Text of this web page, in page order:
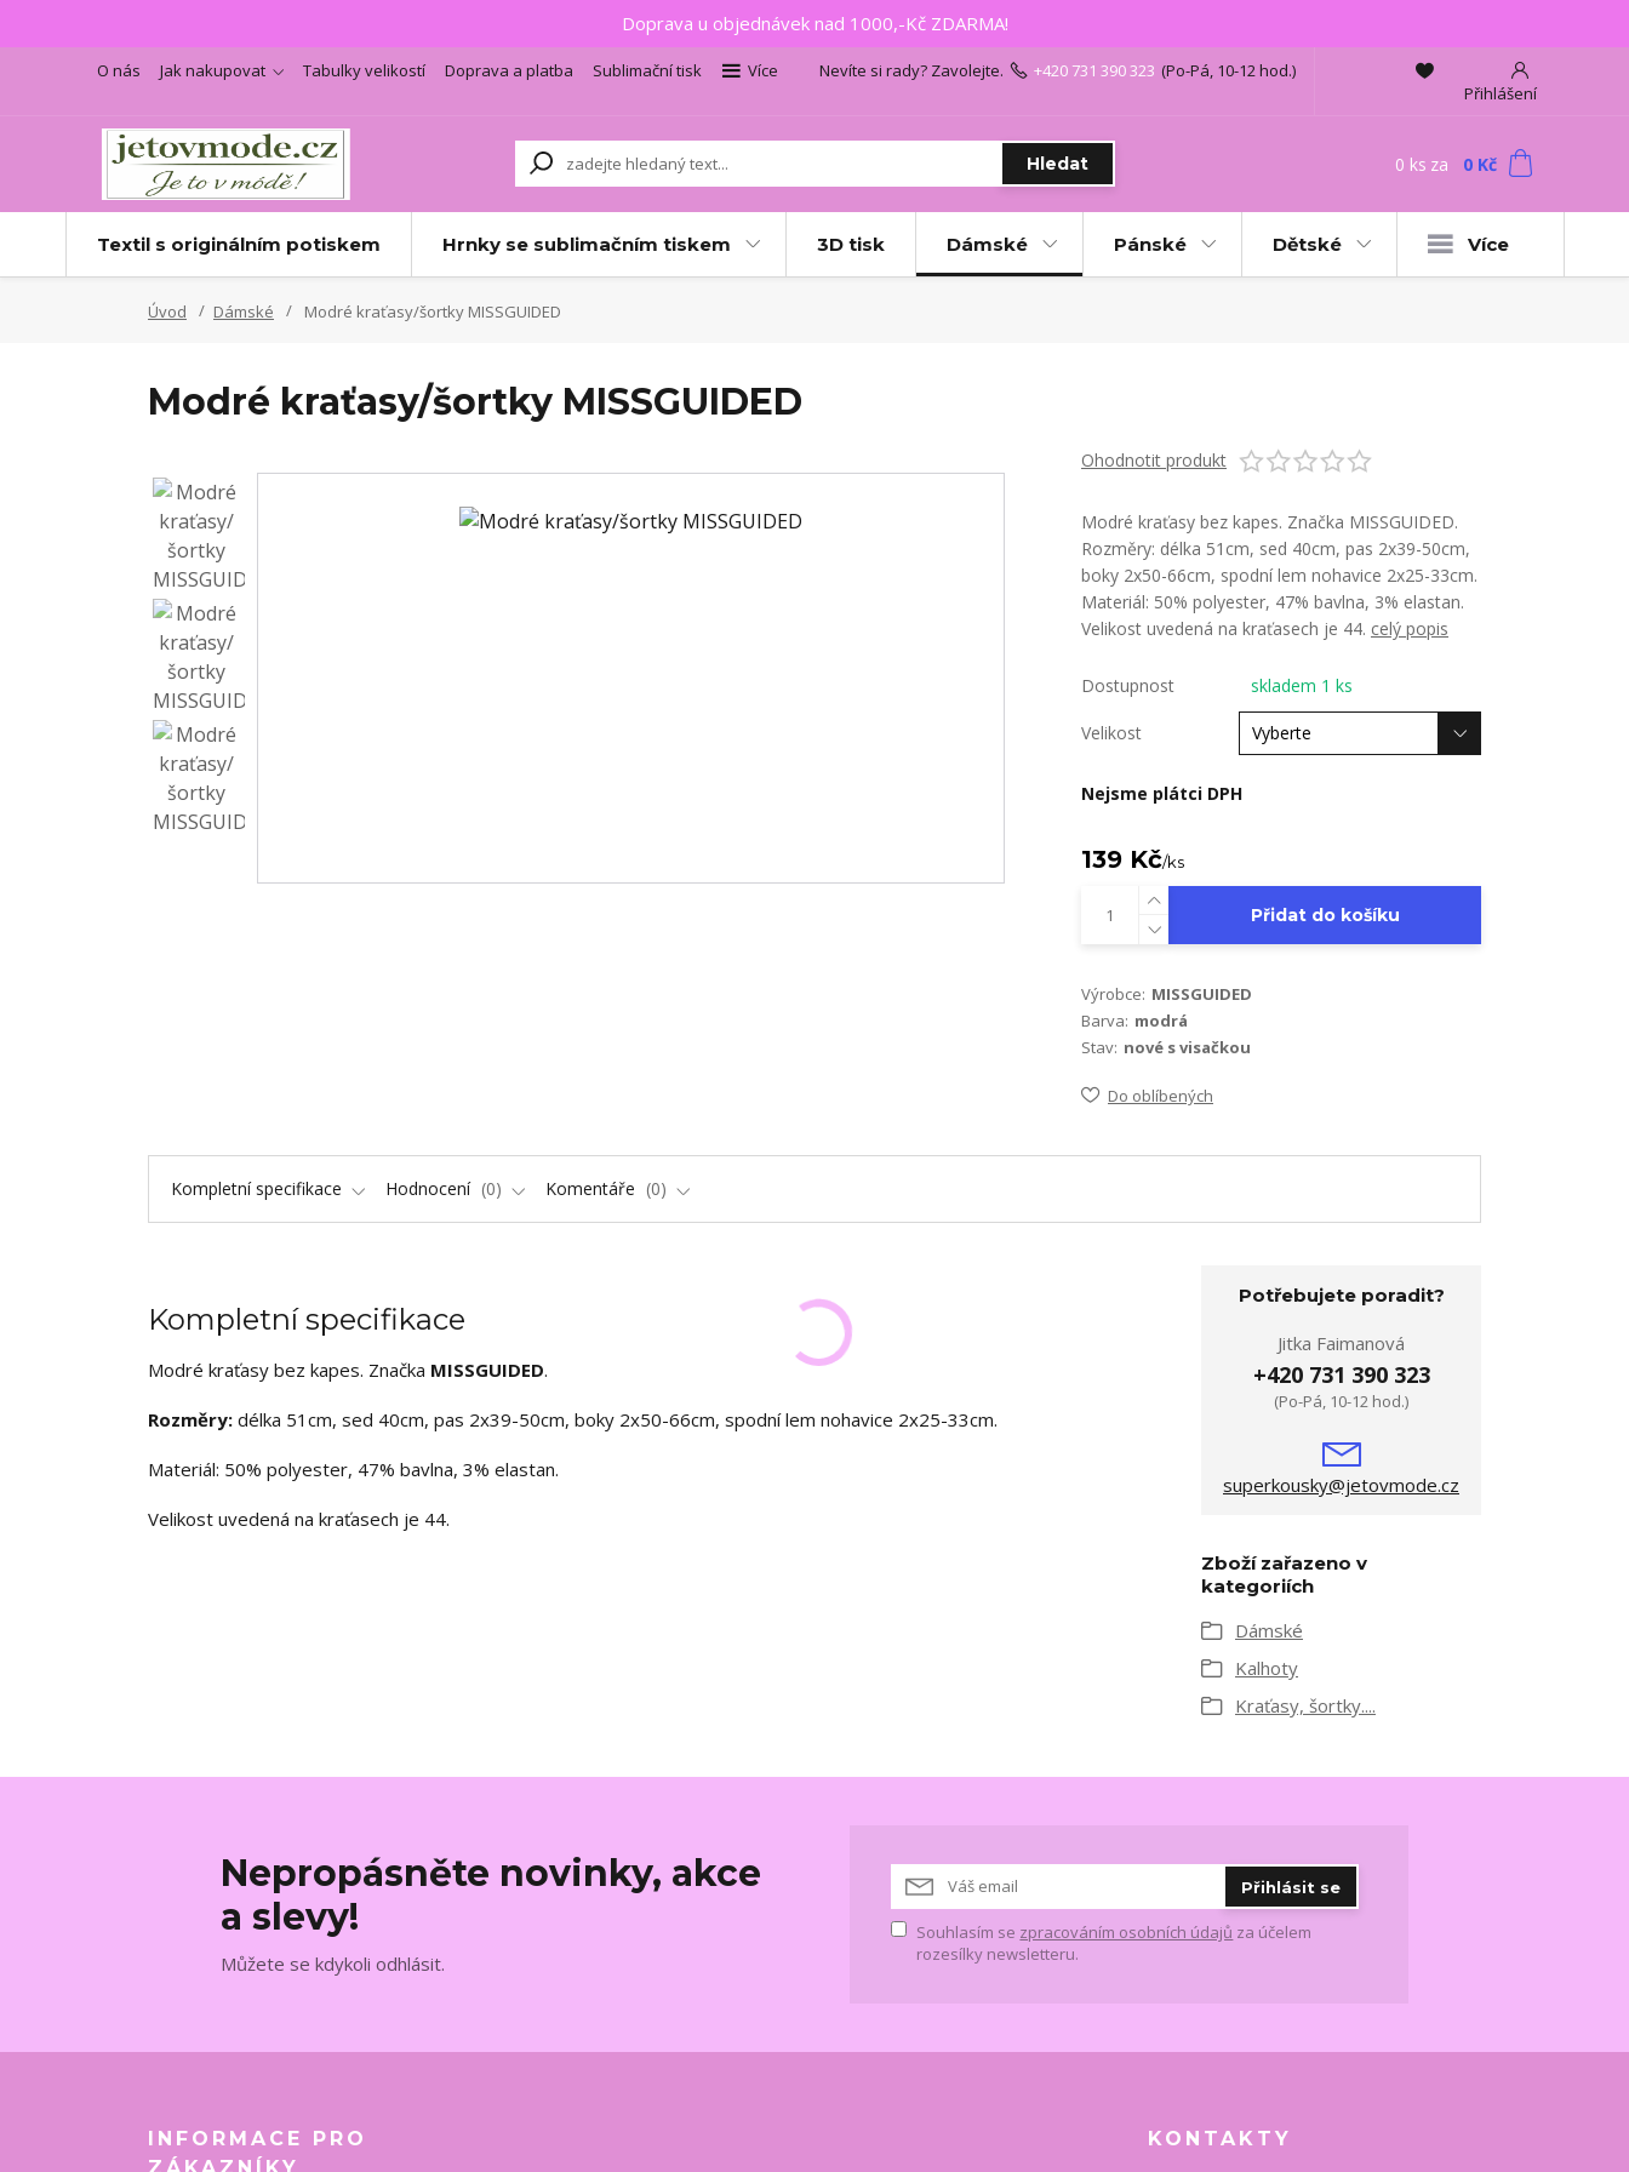
Doprava u objednávek nad 1000,-Kč ZDARMA!
O nás Jak nakupovat Tabulky velikostí Doprava a platba Sublimační tisk
Více
Přihlášení
Hledat
Nevíte si rady? Zavolejte. +420 731 390 323 (Po-Pá, 10-12 hod.)
0 ks za 0 Kč
Textil s originálním potiskem Hrnky se sublimačním tiskem 3D tisk Dámské Pánské Dětské Více
Úvod Dámské Modré kraťasy/šortky MISSGUIDED
Modré kraťasy/šortky MISSGUIDED
Ohodnotit produkt
Modré kraťasy bez kapes. Značka MISSGUIDED.
Rozměry: délka 51cm, sed 40cm, pas 2x39-50cm,
boky 2x50-66cm, spodní lem nohavice 2x25-33cm.
Materiál: 50% polyester, 47% bavlna, 3% elastan.
Velikost uvedená na kraťasech je 44. celý popis
Dostupnost skladem 1 ks
Velikost
Nejsme plátci DPH
139 Kč/ks
Přidat do košíku
Výrobce: MISSGUIDED
Barva: modrá
Stav: nové s visačkou
Do oblíbených
Kompletní specifikace Hodnocení 0 Komentáře 0
Kompletní specifikace
Modré kraťasy bez kapes. Značka MISSGUIDED.
Rozměry: délka 51cm, sed 40cm, pas 2x39-50cm, boky 2x50-66cm, spodní lem nohavice 2x25-33cm.
Materiál: 50% polyester, 47% bavlna, 3% elastan.
Velikost uvedená na kraťasech je 44.
Potřebujete poradit?
Jitka Faimanová
+420 731 390 323
(Po-Pá, 10-12 hod.)
superkousky@jetovmode.cz
Zboží zařazeno v
kategoriích
Dámské
Kalhoty
Kraťasy, šortky....
Nepropásněte novinky, akce
a slevy!
Můžete se kdykoli odhlásit.
Přihlásit se
Souhlasím se zpracováním osobních údajů za účelem
rozesílky newsletteru.
INFORMACE PRO
KONTAKTY